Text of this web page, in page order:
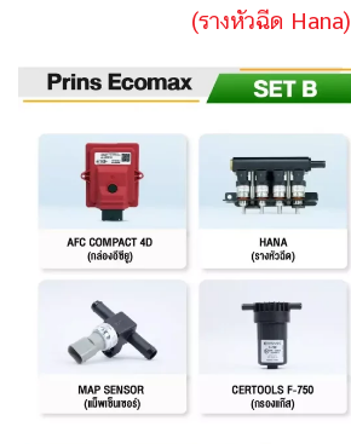
(รางหัวฉีด Hana)